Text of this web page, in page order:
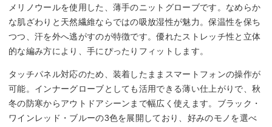
メリノウールを使用した、薄手のニットグローブです。なめらか
な肌ざわりと天然繊維ならではの吸放湿性が魅力。保温性を保ち
つつ、汗を外へ逃がすのが特徴です。優れたストレッチ性と立体
的な編み方により、手にぴったりフィットします。
タッチパネル対応のため、装着したままスマートフォンの操作が
可能。インナーグローブとしても活用できる薄い仕上がりで、秋
冬の防寒からアウトドアシーンまで幅広く使えます。ブラック・
ワインレッド・ブルーの3色を展開しており、好みのモノを選べ